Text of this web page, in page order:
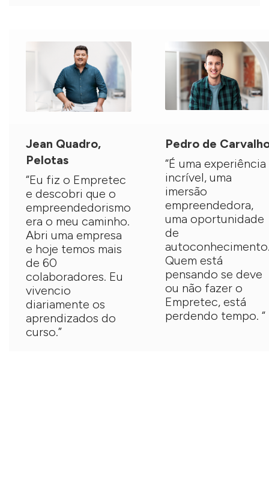
Jean Quadro,
Pelotas
“Eu fiz o Empretec
e descobri que o
empreendedorismo
era o meu caminho.
Abri uma empresa
e hoje temos mais
de 60
colaboradores. Eu
vivencio
diariamente os
aprendizados do
curso.”
Pedro de
“É uma experiência
incrível, uma
imersão
empreendedora,
uma oportunidade
de
Quem está
pensando se deve
ou não fazer o
Empretec, está
perdendo tempo. “